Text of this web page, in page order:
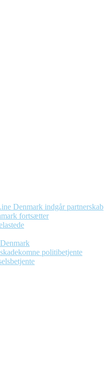
Denmark indgår partnerskab
fortsætter
politibetjente